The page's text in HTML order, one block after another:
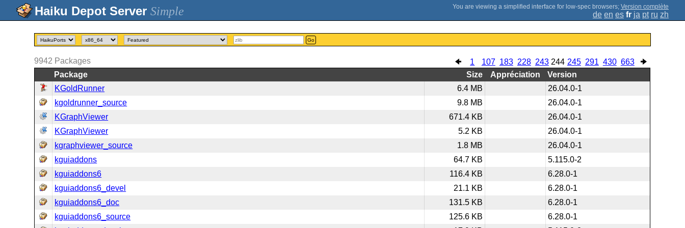
Simple ; Version complète
de en es fr ja pt ru zh
Go
1 107 183 228 243 244 245 291 430 663
9942 Packages
Package
Size Appréciation
Version
KGoldRunner
6.4 MB
26.04.0-1
kgoldrunner_source
9.8 MB
26.04.0-1
KGraphViewer
671.4 KB
26.04.0-1
KGraphViewer
5.2 KB
26.04.0-1
kgraphviewer_source
1.8 MB
26.04.0-1
kguiaddons
64.7 KB
5.115.0-2
kguiaddons6
116.4 KB
6.28.0-1
kguiaddons6_devel
21.1 KB
6.28.0-1
kguiaddons6_doc
131.5 KB
6.28.0-1
kguiaddons6_source
125.6 KB
6.28.0-1